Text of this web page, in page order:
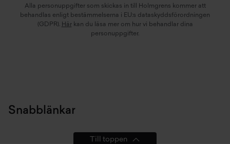
Alla personuppgifter som skickas in till Holmgrens kommer att
behandlas enligt bestämmelserna i EU:s dataskyddsförordningen
(GDPR). Härkan du läsa mer om hur vi behandlar dina
personuppgifter.
Snabblänkar
Till toppen